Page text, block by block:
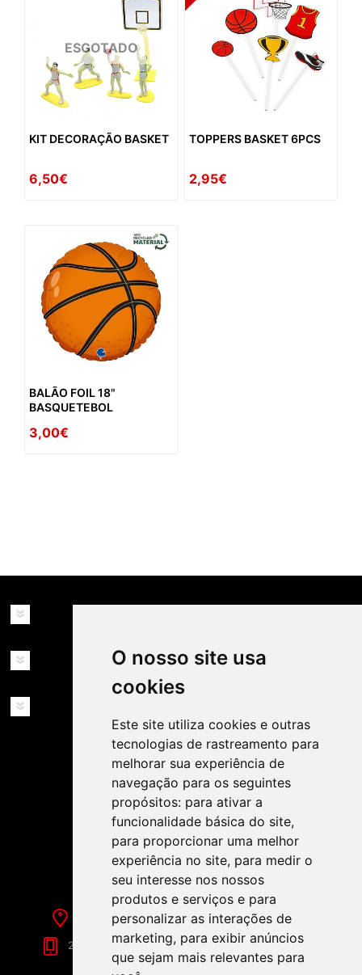
O nosso site usa
cookies
Este site utiliza cookies e outras
tecnologias de rastreamento para
melhorar sua experiência de
navegação para os seguintes
propósitos: para ativar a
funcionalidade básica do site,
para proporcionar uma melhor
experiência no site, para medir o
seu interesse nos nossos
produtos e serviços e para
personalizar as interações de
marketing, para exibir anúncios
que sejam mais relevantes para
ESGOTADO
KIT DECORAÇÃO BASKET
6,50€
TOPPERS BASKET 6PCS
2,95€
BALÃO FOIL 18"
BASQUETEBOL
3,00€
MINHA CONTA
SIGA-NOS NAS REDES SOCIAIS!
Rua de Évora, 70-C - Reguengos de Monsaraz
266 040 688 (Chamada para a Rede Fixa Nacional)